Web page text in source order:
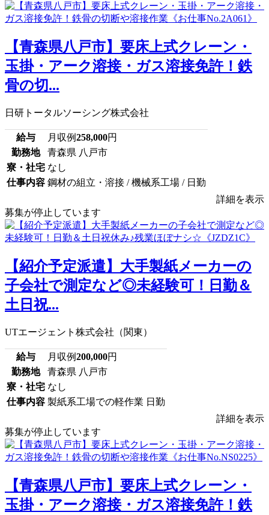
【青森県八戸市】要床上式クレーン・
玉掛・アーク溶接・ガス溶接免許！鉄
骨の切...
日研トータルソーシング株式会社
給与 月収例258,000円
勤務地
青森県 八戸市
寮・社宅 なし
仕事内容 鋼材の組立・溶接 / 機械系工場 / 日勤
詳細を表示
募集が停止しています
【紹介予定派遣】大手製紙メーカーの
子会社で測定など◎未経験可！日勤＆
土日祝...
UTエージェント株式会社（関東）
給与 月収例200,000円
勤務地
青森県 八戸市
寮・社宅 なし
仕事内容 製紙系工場での軽作業 日勤
詳細を表示
募集が停止しています
【青森県八戸市】要床上式クレーン・
玉掛・アーク溶接・ガス溶接免許！鉄